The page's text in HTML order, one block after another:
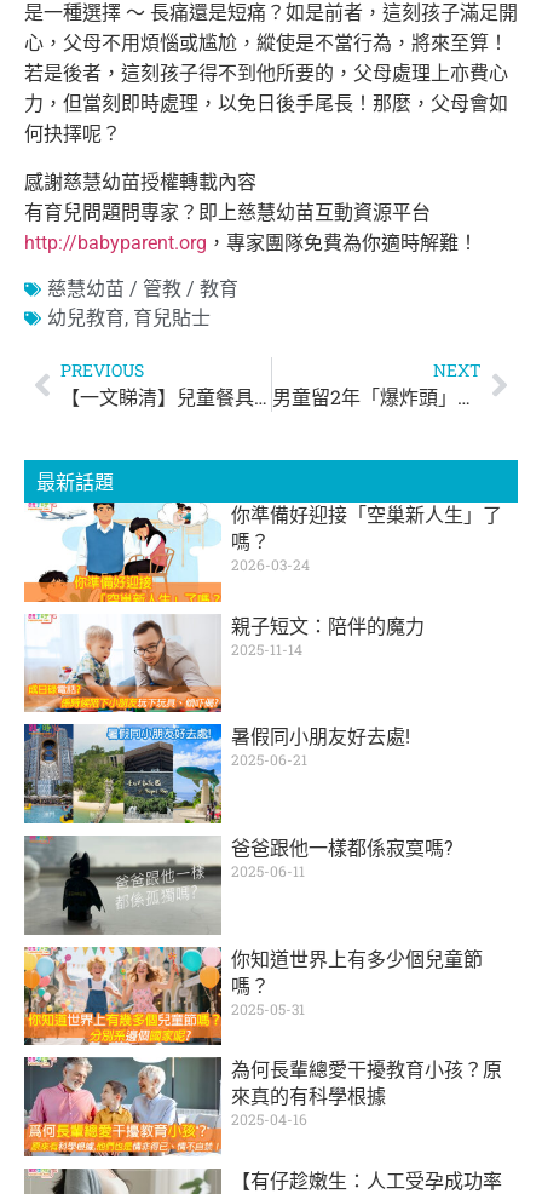
是一種選擇 ～ 長痛還是短痛？如是前者，這刻孩子滿足開
心，父母不用煩惱或尴尬，縱使是不當行為，將來至算！
若是後者，這刻孩子得不到他所要的，父母處理上亦費心
力，但當刻即時處理，以免日後手尾長！那麼，父母會如
何抉擇呢？
感謝慈慧幼苗授權轉載內容
有育兒問題問專家？即上慈慧幼苗互動資源平台
http://babyparent.org ，專家團隊免費為你適時解難！
慈慧幼苗 / 管教 / 教育
幼兒教育, 育兒貼士
PREVIOUS
【一文睇清】兒童餐具清潔及保養
NEXT
男童留2年「爆炸頭」 做3頂假髮送癌童
最新話題
你準備好迎接「空巢新人生」了
嗎？
2026-03-24
親子短文：陪伴的魔力
2025-11-14
暑假同小朋友好去處!
2025-06-21
爸爸跟他一樣都係寂寞嗎?
2025-06-11
你知道世界上有多少個兒童節
嗎？
2025-05-31
為何長輩總愛干擾教育小孩？原
來真的有科學根據
2025-04-16
【有仔趁嫩生：人工受孕成功率